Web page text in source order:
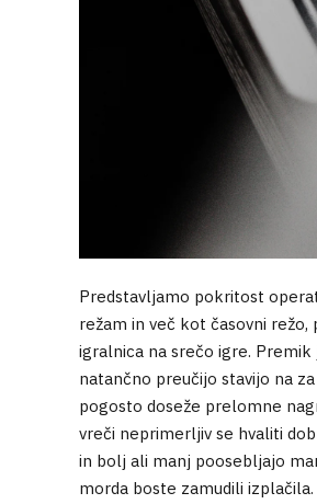
Predstavljamo pokritost
režam in več kot časovni
igralnica na srečo igre.
natančno preučijo stavijo na
pogosto doseže prelomne
vreči neprimerljiv se hvaliti
in bolj ali manj poosebljajo
morda boste zamudili izplačila.